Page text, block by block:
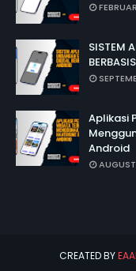
SISTEM
Aplikasi
Android
CREATED BY